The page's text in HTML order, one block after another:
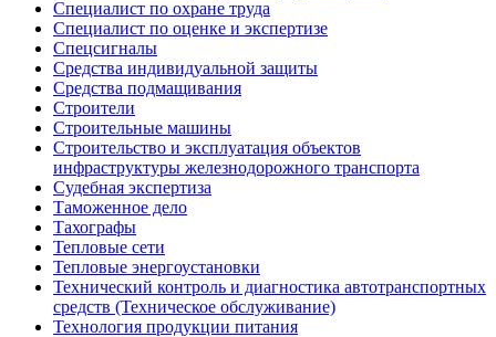
Специалист по охране труда
Специалист по оценке и экспертизе
Спецсигналы
Средства индивидуальной защиты
Средства подмащивания
Строители
Строительные машины
Строительство и эксплуатация объектов
инфраструктуры железнодорожного транспорта
Судебная экспертиза
Таможенное дело
Тахографы
Тепловые сети
Тепловые энергоустановки
Технический контроль и диагностика автотранспортных
средств (Техническое обслуживание)
Технология продукции питания